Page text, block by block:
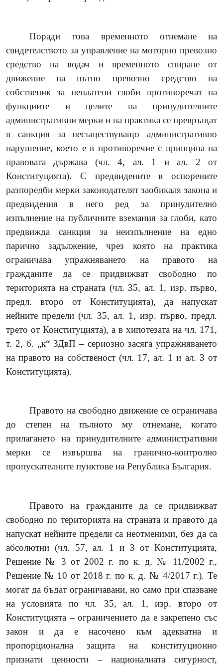
Поради това временното отнемане на
свидетелството за управление на моторно превозно
средство на водач и временното спиране от
движение на пътно превозно средство на
собственик за неплатени глоби противоречат на
функциите и целите на принудителните
административни мерки и на практика се превръщат
в санкция за несъществуващо административно
нарушение, което е в противоречие с принципа на
правовата държава (чл. 4, ал. 1 и ал. 2 от
Конституцията). С предвидените в оспорените
разпоредби мерки законодателят заобикаля закона и
предвидения в него ред за принудително
изпълнение на публичните вземания за глоби, като
предвижда санкция за неизпълнение на едно
парично задължение, чрез която на практика
ограничава упражняването на правото на
гражданите да се придвижват свободно по
територията на страната (чл. 35, ал. 1, изр. първо,
предл. второ от Конституцията), да напускат
нейните предели (чл. 35, ал. 1, изр. първо, предл.
трето от Конституцията), а в хипотезата на чл. 171,
т. 2, б. „к“ ЗДвП – сериозно засяга упражняването
на правото на собственост (чл. 17, ал. 1 и ал. 3 от
Конституцията).
Правото на свободно движение се ограничава
до степен на пълното му отнемане, когато
прилагането на принудителните административни
мерки се извършва на гранично-контролно
пропускателните пунктове на Република България.
Правото на гражданите да се придвижват
свободно по територията на страната и правото да
напускат нейните предели са неотменими, без да са
абсолютни (чл. 57, ал. 1 и 3 от Конституцията,
Решение № 3 от 2002 г. по к. д. № 11/2002 г.,
Решение № 10 от 2018 г. по к. д. № 4/2017 г.). Те
могат да бъдат ограничавани, но само при спазване
на условията по чл. 35, ал. 1, изр. второ от
Конституцията – ограничението да е закрепено със
закон и да е насочено към адекватна и
пропорционална защита на конституционно
признати ценности – националната сигурност,